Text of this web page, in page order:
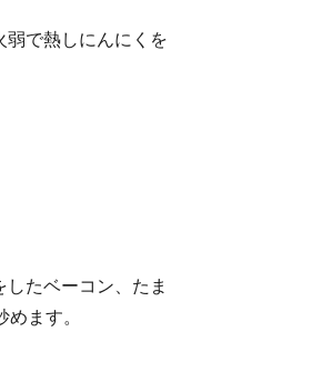
弱で熱しにんにくを
たベーコン、たま
ます。